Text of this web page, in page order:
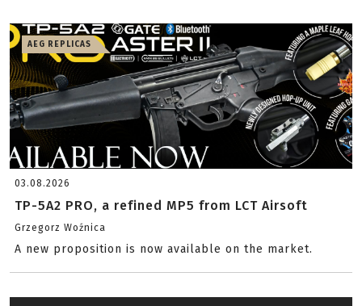
AEG REPLICAS
03.08.2026
TP-5A2 PRO, a refined MP5 from LCT Airsoft
Grzegorz Woźnica
A new proposition is now available on the market.